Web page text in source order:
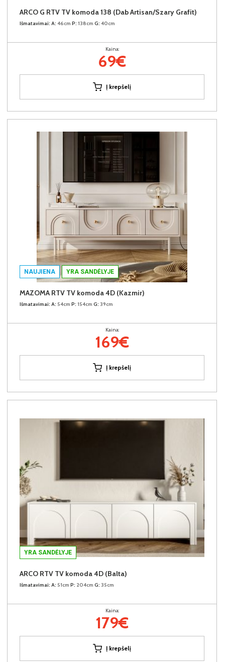
ARCO G RTV TV komoda 138 (Dab Artisan/Szary Grafit)
Išmatavimai: A: 46cm P: 138cm G: 40cm
Kaina:
69€
Į krepšelį
NAUJIENA YRA SANDĖLYJE
MAZOMA RTV TV komoda 4D (Kazmir)
Išmatavimai: A: 54cm P: 154cm G: 39cm
Kaina:
169€
Į krepšelį
YRA SANDĖLYJE
ARCO RTV TV komoda 4D (Balta)
Išmatavimai: A: 51cm P: 204cm G: 35cm
Kaina:
179€
Į krepšelį